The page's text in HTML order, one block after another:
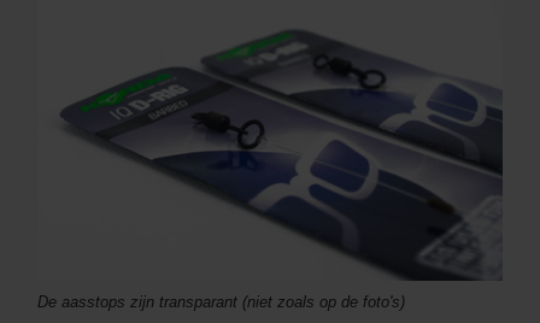
De aasstops zijn transparant (niet zoals op de foto's)